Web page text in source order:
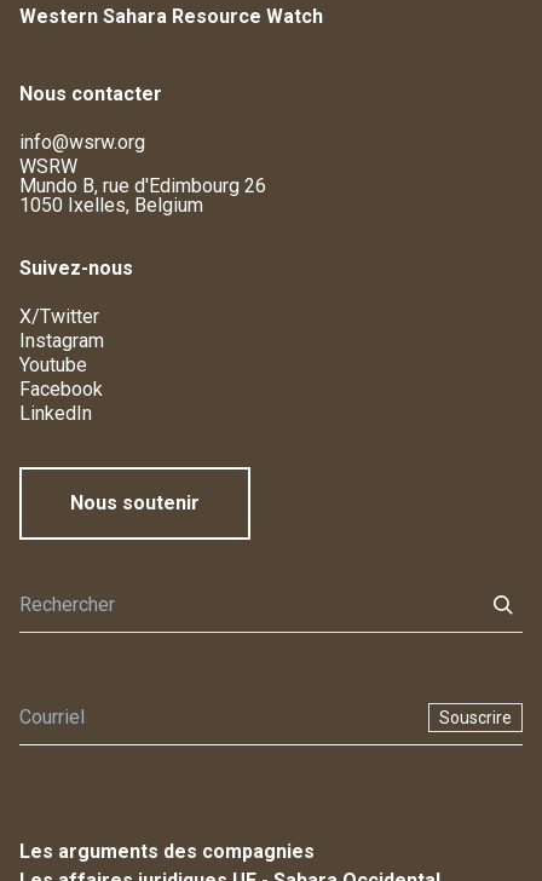
Western Sahara Resource Watch
Nous contacter
info@wsrw.org
WSRW
Mundo B, rue d'Edimbourg 26
1050 Ixelles, Belgium
Suivez-nous
X/Twitter
Instagram
Youtube
Facebook
LinkedIn
Nous soutenir
Souscrire
Les arguments des compagnies